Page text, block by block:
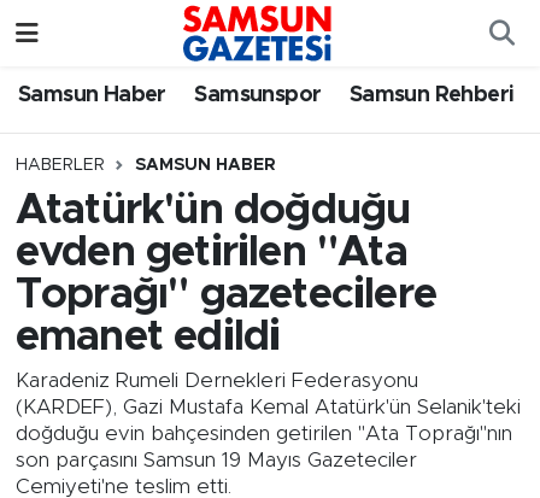
Samsun Haber Samsunspor Samsun Rehberi
HABERLER SAMSUN HABER
Atatürk'ün doğduğu
evden getirilen "Ata
Toprağı" gazetecilere
emanet edildi
Karadeniz Rumeli Dernekleri Federasyonu
(KARDEF), Gazi Mustafa Kemal Atatürk'ün Selanik'teki
doğduğu evin bahçesinden getirilen "Ata Toprağı"nın
son parçasını Samsun 19 Mayıs Gazeteciler
Cemiyeti'ne teslim etti.
Samsun Haber
Samsun Rehberi
Resmi İlanlar
Samsun Nöbetçi Eczaneler
SAMSUN Namaz Vakitleri
Samsun Trafik Yoğunluk Haritası
Süper Lig Puan Durumu ve Fikstür
Tüm Manşetler
Son Dakika Haberleri